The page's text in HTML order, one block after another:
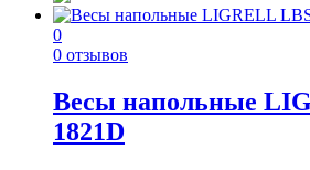
0
0 отзывов
Весы напольные
1821D